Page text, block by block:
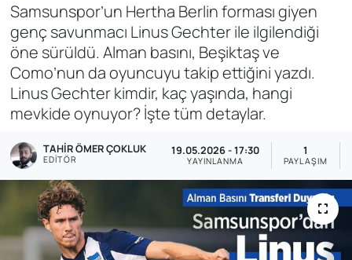
Samsunspor’un Hertha Berlin forması giyen
genç savunmacı Linus Gechter ile ilgilendiği
öne sürüldü. Alman basını, Beşiktaş ve
Como’nun da oyuncuyu takip ettiğini yazdı.
Linus Gechter kimdir, kaç yaşında, hangi
mevkide oynuyor? İşte tüm detaylar.
TAHIR ÖMER ÇOKLUK
EDITÖR
19.05.2026 - 17:30
YAYINLANMA
1
PAYLAŞIM
Bölge
Dünya
Ekonomi
Özel Haber
POLİTİKA
Haber Arşivi